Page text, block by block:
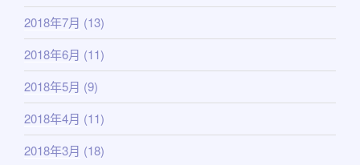
2018年7月 (13)
2018年6月 (11)
2018年5月 (9)
2018年4月 (11)
2018年3月 (18)